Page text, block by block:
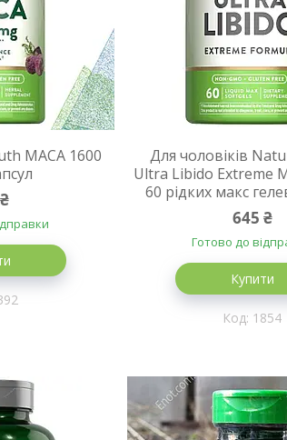
MACA 1600
Для чоловіків
Ultra Libido Extreme
60 рідких макс
645 ₴
Готово до
Купити
1854